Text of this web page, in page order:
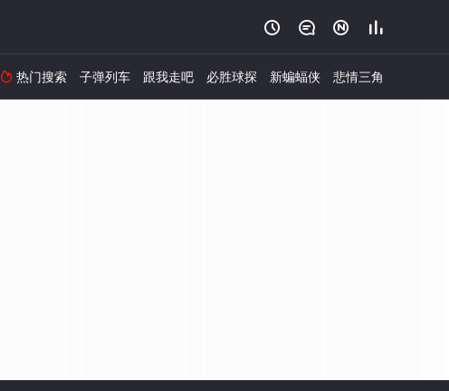
   
 热门搜索 子弹列车 跟我走吧 必胜球探 新蝙蝠侠 悲情三角